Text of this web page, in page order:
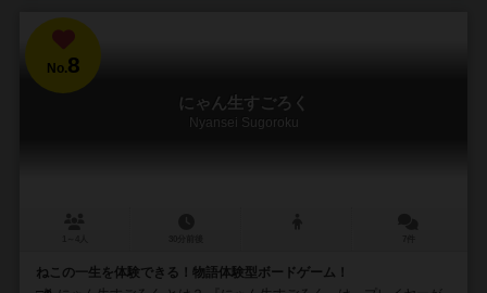
No.8
にゃん生すごろく
Nyansei Sugoroku
ねこの一生を体験できる！物語体験型ボードゲーム！